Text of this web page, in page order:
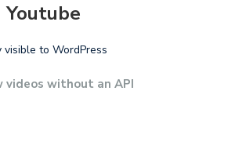
Youtube
to WordPress
videos without an API